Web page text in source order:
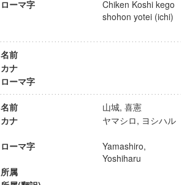
ローマ字
Chiken Koshi kego
shohon yotei (ichi)
名前
カナ
ローマ字
名前
山城, 喜憲
カナ
ヤマシロ, ヨシハル
ローマ字
Yamashiro,
Yoshiharu
所属